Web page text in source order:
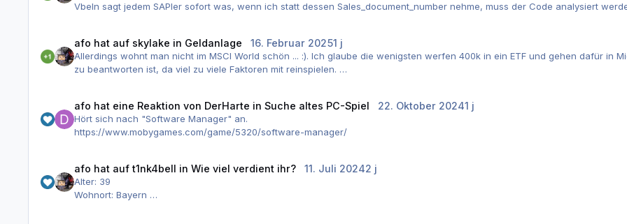
Vbeln sagt jedem SAPler sofort was, wenn ich statt dessen Sales_document_number nehme, muss der Code analysiert
afo hat auf skylake in Geldanlage 16. Februar 20251 j
Allerdings wohnt man nicht im MSCI World schön ... :). Ich glaube die wenigsten werfen 400k in ein ETF und gehen dafür in
zu beantworten ist, da viel zu viele Faktoren mit reinspielen.
afo hat eine Reaktion von DerHarte in Suche altes PC-Spiel 22. Oktober 20241 j
Hört sich nach "Software Manager" an.
https://www.mobygames.com/game/5320/software-manager/
afo hat auft1nk4bell in Wie viel verdient ihr? 11. Juli 20242 j
Alter: 39
Wohnort: Bayern